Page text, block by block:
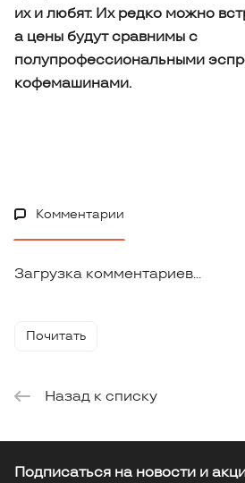
их и любят. Их редко можно
а цены будут сравнимы с
полупрофессиональными
кофемашинами.
Комментарии
Загрузка комментариев...
Почитать
Назад к списку
Подписаться на новости и